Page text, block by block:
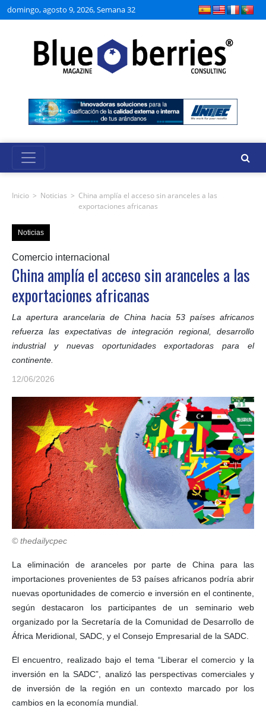
domingo, agosto 9, 2026, Semana 32
Inicio > Noticias > China amplía el acceso sin aranceles a las
exportaciones africanas
Noticias
Comercio internacional
China amplía el acceso sin aranceles a las
exportaciones africanas
La apertura arancelaria de China hacia 53 países africanos
refuerza las expectativas de integración regional, desarrollo
industrial y nuevas oportunidades exportadoras para el
continente.
12/06/2026
© thedailycpec
La eliminación de aranceles por parte de China para las
importaciones provenientes de 53 países africanos podría abrir
nuevas oportunidades de comercio e inversión en el continente,
según destacaron los participantes de un seminario web
organizado por la Secretaría de la Comunidad de Desarrollo de
África Meridional, SADC, y el Consejo Empresarial de la SADC.
El encuentro, realizado bajo el tema “Liberar el comercio y la
inversión en la SADC”, analizó las perspectivas comerciales y
de inversión de la región en un contexto marcado por los
cambios en la economía mundial.